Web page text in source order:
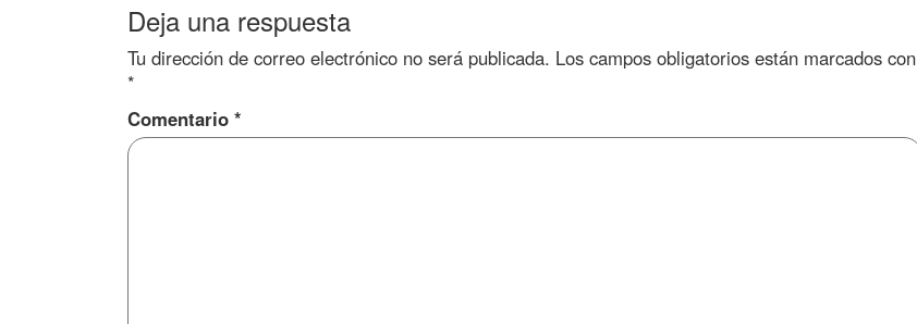
Deja una respuesta
Tu dirección de correo electrónico no será publicada. Los campos obligatorios están marcados con
*
Comentario *